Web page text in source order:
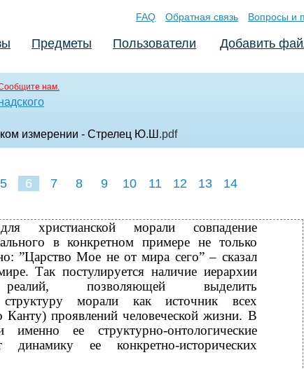
FAQ Обратная связь Вопросы и
Предметы Пользователи Добавить
нам.
измерении - Стрелец Ю.Ш .pdf
5 6 7 8 9 10 11 12 13 14
христианской морали совпадение
в конкретном примере не только
”Царство Мое не от мира сего” – сказал
Так постулируется наличие иерархии
реалий, позволяющей выделить
структуру морали как источник всех
проявлений человеческой жизни. В
ее структурно-онтологические
динамику ее конкретно-исторических